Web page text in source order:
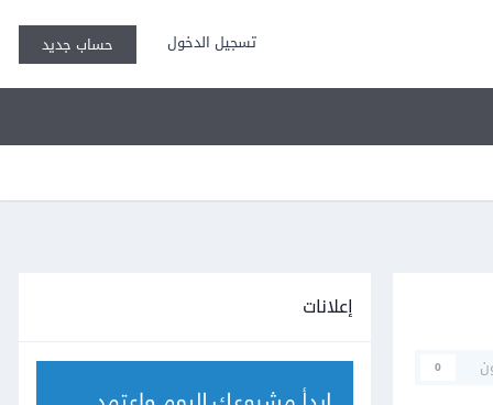
تسجيل الدخول حساب جديد
0
إعلانات